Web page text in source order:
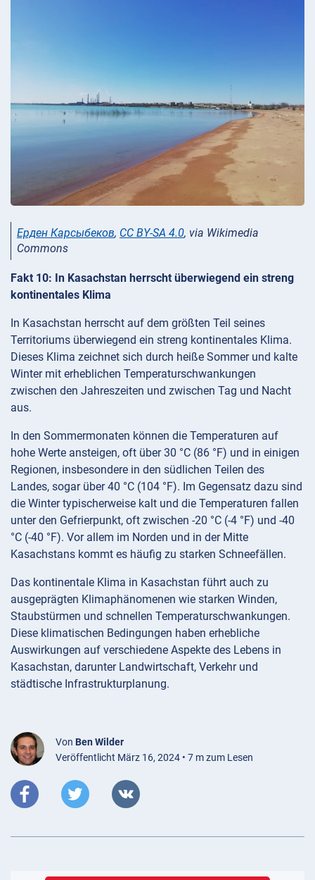
Ерден Карсыбеков, CC BY-SA 4.0, via Wikimedia
Commons
Fakt 10: In Kasachstan herrscht überwiegend ein streng
kontinentales Klima
In Kasachstan herrscht auf dem größten Teil seines
Territoriums überwiegend ein streng kontinentales Klima.
Dieses Klima zeichnet sich durch heiße Sommer und kalte
Winter mit erheblichen Temperaturschwankungen
zwischen den Jahreszeiten und zwischen Tag und Nacht
aus.
In den Sommermonaten können die Temperaturen auf
hohe Werte ansteigen, oft über 30 °C (86 °F) und in einigen
Regionen, insbesondere in den südlichen Teilen des
Landes, sogar über 40 °C (104 °F). Im Gegensatz dazu sind
die Winter typischerweise kalt und die Temperaturen fallen
unter den Gefrierpunkt, oft zwischen -20 °C (-4 °F) und -40
°C (-40 °F). Vor allem im Norden und in der Mitte
Kasachstans kommt es häufig zu starken Schneefällen.
Das kontinentale Klima in Kasachstan führt auch zu
ausgeprägten Klimaphänomenen wie starken Winden,
Staubstürmen und schnellen Temperaturschwankungen.
Diese klimatischen Bedingungen haben erhebliche
Auswirkungen auf verschiedene Aspekte des Lebens in
Kasachstan, darunter Landwirtschaft, Verkehr und
städtische Infrastrukturplanung.
Von Ben Wilder
Veröffentlicht März 16, 2024 • 7 m zum Lesen